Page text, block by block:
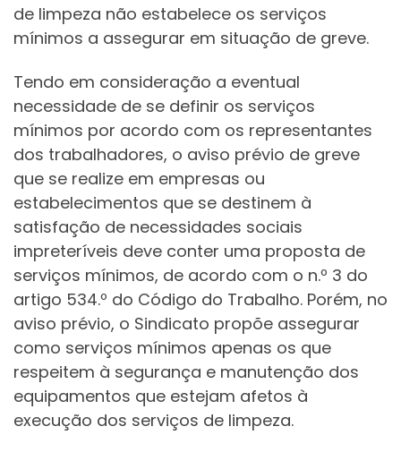
de limpeza não estabelece os serviços
mínimos a assegurar em situação de greve.
Tendo em consideração a eventual
necessidade de se definir os serviços
mínimos por acordo com os representantes
dos trabalhadores, o aviso prévio de greve
que se realize em empresas ou
estabelecimentos que se destinem à
satisfação de necessidades sociais
impreteríveis deve conter uma proposta de
serviços mínimos, de acordo com o n.º 3 do
artigo 534.º do Código do Trabalho. Porém, no
aviso prévio, o Sindicato propõe assegurar
como serviços mínimos apenas os que
respeitem à segurança e manutenção dos
equipamentos que estejam afetos à
execução dos serviços de limpeza.